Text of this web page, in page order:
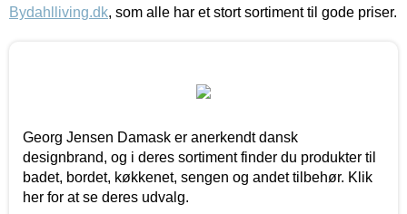
Bydahlliving.dk, som alle har et stort sortiment til gode priser.
Georg Jensen Damask er anerkendt dansk
designbrand, og i deres sortiment finder du produkter til
badet, bordet, køkkenet, sengen og andet tilbehør. Klik
her for at se deres udvalg.